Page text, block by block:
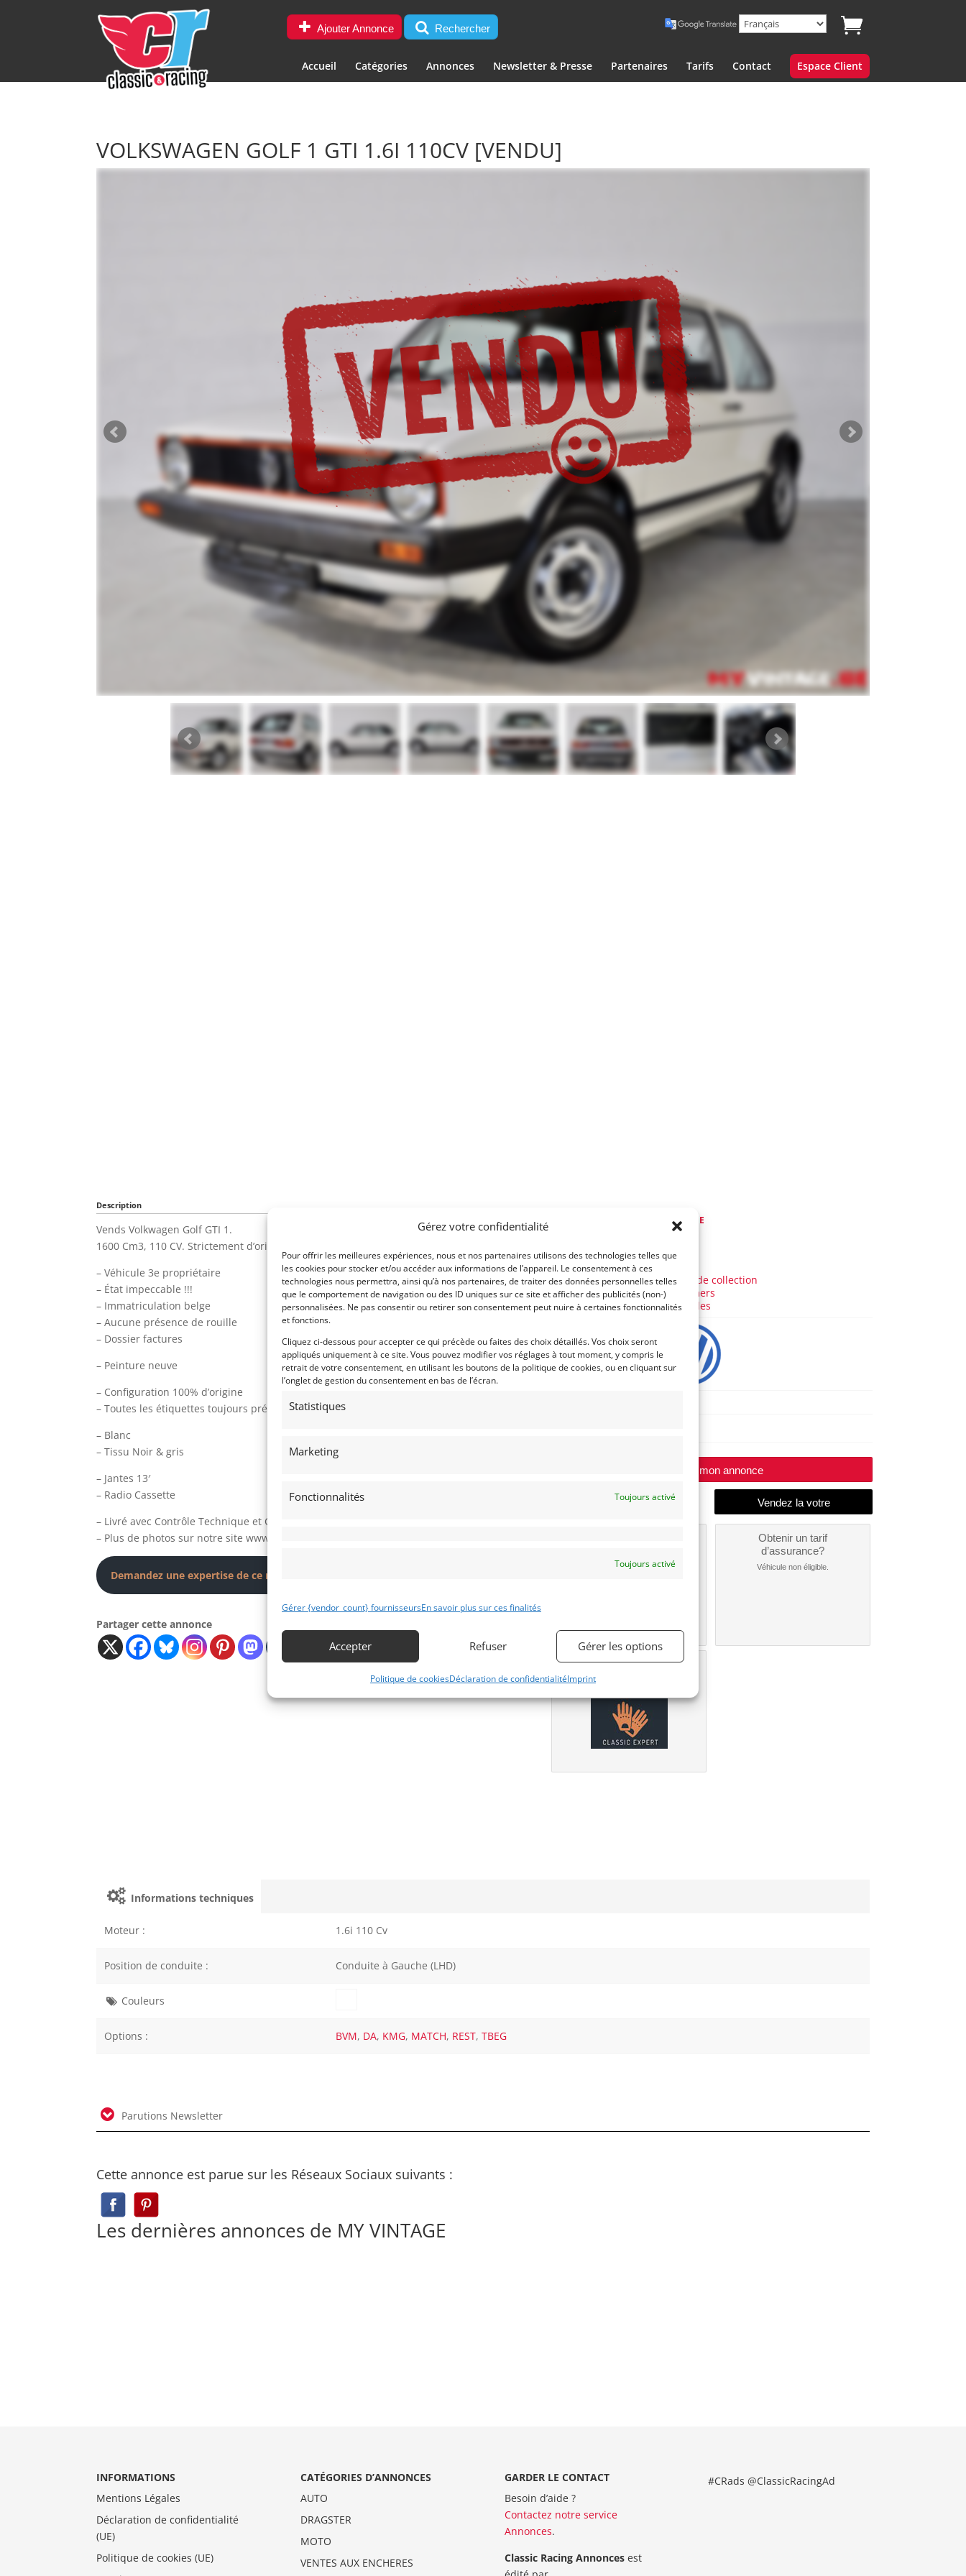
Gérez votre confidentialité
Pour offrir les meilleures expériences, nous et nos partenaires utilisons des technologies telles que
les cookies pour stocker et/ou accéder aux informations de l’appareil. Le consentement à ces
technologies nous permettra, ainsi qu’à nos partenaires, de traiter des données personnelles telles
que le comportement de navigation ou des ID uniques sur ce site et afficher des publicités (non-)
personnalisées. Ne pas consentir ou retirer son consentement peut nuire à certaines fonctionnalités
et fonctions.
Cliquez ci-dessous pour accepter ce qui précède ou faites des choix détaillés. Vos choix seront
appliqués uniquement à ce site. Vous pouvez modifier vos réglages à tout moment, y compris le
retrait de votre consentement, en utilisant les boutons de la politique de cookies, ou en cliquant sur
l’onglet de gestion du consentement en bas de l’écran.
Statistiques
Marketing
Fonctionnalités Toujours activé
Toujours activé
Gérer {vendor_count} fournisseursEn savoir plus sur ces finalités
Accepter Refuser Gérer les options
Politique de cookiesDéclaration de confidentialitéImprint
Ajouter Annonce Rechercher
Accueil Catégories Annonces Newsletter & Presse Partenaires Tarifs Contact Espace Client
VOLKSWAGEN GOLF 1 GTI 1.6I 110CV [VENDU]
Description
Vends Volkwagen Golf GTI 1.
1600 Cm3, 110 CV. Strictement d’origine.
– Véhicule 3e propriétaire
– État impeccable !!!
– Immatriculation belge
– Aucune présence de rouille
– Dossier factures
– Peinture neuve
– Configuration 100% d’origine
– Toutes les étiquettes toujours présentes
– Blanc
– Tissu Noir & gris
– Jantes 13′
– Radio Cassette
– Livré avec Contrôle Technique et Car-Pass
– Plus de photos sur notre site www.myvintage.be
Demandez une expertise de ce modèle
Partager cette annonce
MY VINTAGE
Catégorie :
Voitures de collection
Youngtimers
Allemandes
Modifier mon annonce
Bientôt disponible...
Obtenir un tarif
d’assurance?
Véhicule non éligible.
Obtenir une
Informations techniques
Moteur : 1.6i 110 Cv
Position de conduite : Conduite à Gauche (LHD)
Couleurs
Options : BVM, DA, KMG, MATCH, REST,TBEG
Parutions Newsletter
Cette annonce est parue sur les Réseaux Sociaux suivants :
Les dernières annonces de MY VINTAGE
INFORMATIONS
Mentions Légales
Déclaration de confidentialité
(UE)
Politique de cookies (UE)
CATÉGORIES D’ANNONCES
AUTO
DRAGSTER
MOTO
VENTES AUX ENCHERES
GARDER LE CONTACT
Besoin d’aide ?
Contactez notre service
Annonces.
Classic Racing Annoncesest
#CRads @ClassicRacingAd